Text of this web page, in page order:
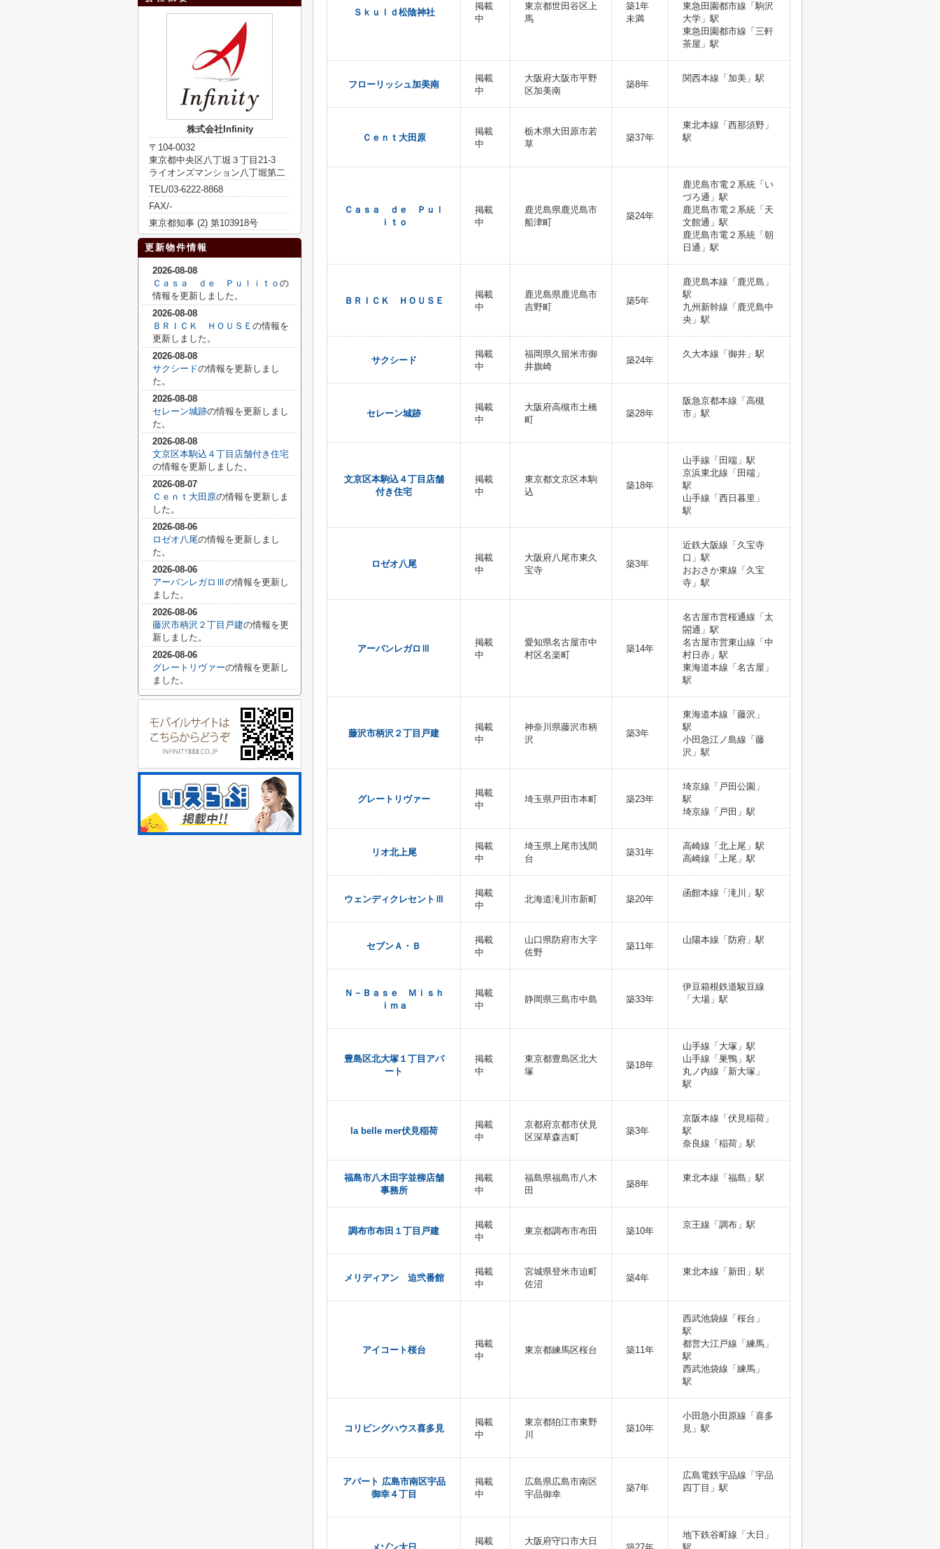
Ｓｋｕｌｄ松陰神社
掲載
中
東京都世田谷区上
馬
築1年
未満
東急田園都市線「駒沢
大学」駅
東急田園都市線「三軒
茶屋」駅
フローリッシュ加美南
掲載
中
大阪府大阪市平野
区加美南
築8年
関西本線「加美」駅
Ｃｅｎｔ大田原
掲載
中
栃木県大田原市若
草
築37年
東北本線「西那須野」
駅
Ｃａｓａ ｄｅ Ｐｕｌ
ｉｔｏ
掲載
中
鹿児島県鹿児島市
船津町
築24年
鹿児島市電２系統「い
づろ通」駅
鹿児島市電２系統「天
文館通」駅
鹿児島市電２系統「朝
日通」駅
ＢＲＩＣＫ ＨＯＵＳＥ
掲載
中
鹿児島県鹿児島市
吉野町
築5年
鹿児島本線「鹿児島」
駅
九州新幹線「鹿児島中
央」駅
サクシード
掲載
中
福岡県久留米市御
井旗崎
築24年
久大本線「御井」駅
セレーン城跡
掲載
中
大阪府高槻市土橋
町
築28年
阪急京都本線「高槻
市」駅
文京区本駒込４丁目店舗
付き住宅
掲載
中
東京都文京区本駒
込
築18年
山手線「田端」駅
京浜東北線「田端」
駅
山手線「西日暮里」
駅
ロゼオ八尾
掲載
中
大阪府八尾市東久
宝寺
築3年
近鉄大阪線「久宝寺
口」駅
おおさか東線「久宝
寺」駅
アーバンレガロⅢ
掲載
中
愛知県名古屋市中
村区名楽町
築14年
名古屋市営桜通線「太
閤通」駅
名古屋市営東山線「中
村日赤」駅
東海道本線「名古屋」
駅
藤沢市柄沢２丁目戸建
掲載
中
神奈川県藤沢市柄
沢
築3年
東海道本線「藤沢」
駅
小田急江ノ島線「藤
沢」駅
グレートリヴァー
掲載
中
埼玉県戸田市本町 築23年
埼京線「戸田公園」
駅
埼京線「戸田」駅
リオ北上尾
掲載
中
埼玉県上尾市浅間
台
築31年
高崎線「北上尾」駅
高崎線「上尾」駅
ウェンディクレセントⅢ
掲載
中
北海道滝川市新町 築20年
函館本線「滝川」駅
セブンＡ・Ｂ
掲載
中
山口県防府市大字
佐野
築11年
山陽本線「防府」駅
Ｎ－Ｂａｓｅ Ｍｉｓｈ
ｉｍａ
掲載
中
静岡県三島市中島 築33年
伊豆箱根鉄道駿豆線
「大場」駅
豊島区北大塚１丁目アパ
ート
掲載
中
東京都豊島区北大
塚
築18年
山手線「大塚」駅
山手線「巣鴨」駅
丸ノ内線「新大塚」
駅
la belle mer伏見稲荷
掲載
中
京都府京都市伏見
区深草森吉町
築3年
京阪本線「伏見稲荷」
駅
奈良線「稲荷」駅
福島市八木田字並柳店舗
事務所
掲載
中
福島県福島市八木
田
築8年
東北本線「福島」駅
調布市布田１丁目戸建
掲載
中
東京都調布市布田 築10年
京王線「調布」駅
メリディアン 迫弐番館
掲載
中
宮城県登米市迫町
佐沼
築4年
東北本線「新田」駅
アイコート桜台
掲載
中
東京都練馬区桜台 築11年
西武池袋線「桜台」
駅
都営大江戸線「練馬」
駅
西武池袋線「練馬」
駅
コリビングハウス喜多見
掲載
中
東京都狛江市東野
川
築10年
小田急小田原線「喜多
見」駅
アパート 広島市南区宇品
御幸４丁目
掲載
中
広島県広島市南区
宇品御幸
築7年
広島電鉄宇品線「宇品
四丁目」駅
掲載
大阪府守口市大日
地下鉄谷町線「大日」
株式会社Infinity
〒104-0032
東京都中央区八丁堀３丁目21-3
ライオンズマンション八丁堀第二
TEL/03-6222-8868
FAX/-
東京都知事 (2) 第103918号
更新物件情報
2026-08-08
Ｃａｓａ ｄｅ Ｐｕｌｉｔｏ の
情報を更新しました。
2026-08-08
ＢＲＩＣＫ ＨＯＵＳＥ の情報を
更新しました。
2026-08-08
サクシードの情報を更新しまし
た。
2026-08-08
セレーン城跡の情報を更新しまし
た。
2026-08-08
文京区本駒込４丁目店舗付き住宅
の情報を更新しました。
2026-08-07
Ｃｅｎｔ大田原の情報を更新しま
した。
2026-08-06
ロゼオ八尾の情報を更新しまし
た。
2026-08-06
アーバンレガロⅢ の情報を更新し
ました。
2026-08-06
藤沢市柄沢２丁目戸建の情報を更
新しました。
2026-08-06
グレートリヴァーの情報を更新し
ました。